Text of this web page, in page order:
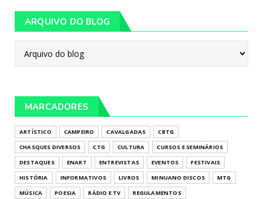
ARQUIVO DO BLOG
MARCADORES
ARTÍSTICO CAMPEIRO CAVALGADAS
CBTG
CHASQUES DIVERSOS
CTG CULTURA
CURSOS E SEMINÁRIOS
DESTAQUES
ENART ENTREVISTAS EVENTOS
FESTIVAIS
HISTÓRIA
INFORMATIVOS LIVROS MINUANO DISCOS
MTG
MÚSICA
POESIA RÁDIO E TV
REGULAMENTOS